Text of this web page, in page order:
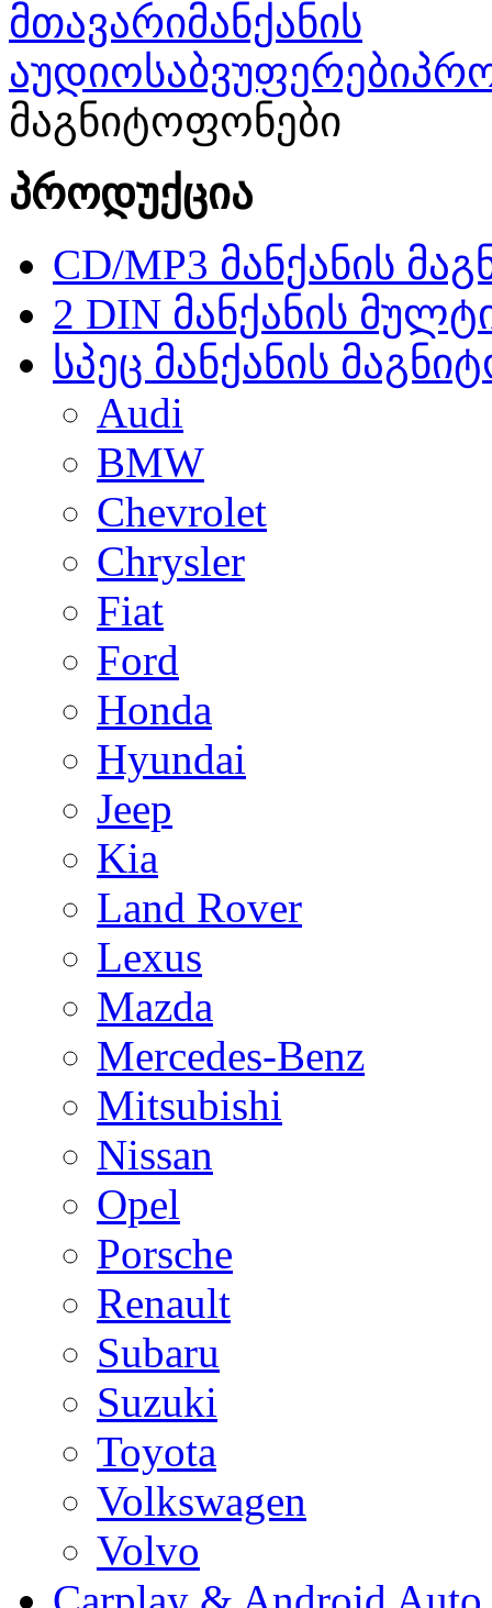
მთავარიმანქანის
აუდიოსაბვუფერები
მაგნიტოფონები
პროდუქცია
CD/MP3 მანქანის
2 DIN მანქანის
სპეც მანქანის
Audi
BMW
Chevrolet
Chrysler
Fiat
Ford
Honda
Hyundai
Jeep
Kia
Land Rover
Lexus
Mazda
Mercedes-Benz
Mitsubishi
Nissan
Opel
Porsche
Renault
Subaru
Suzuki
Toyota
Volkswagen
Volvo